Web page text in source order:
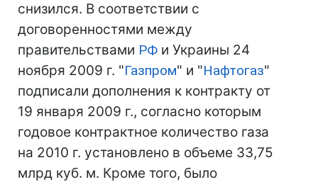
снизился. В соответствии с
договоренностями между
правительствами РФ и Украины 24
ноября 2009 г. "Газпром" и "Нафтогаз"
подписали дополнения к контракту от
19 января 2009 г., согласно которым
годовое контрактное количество газа
на 2010 г. установлено в объеме 33,75
млрд куб. м. Кроме того, было